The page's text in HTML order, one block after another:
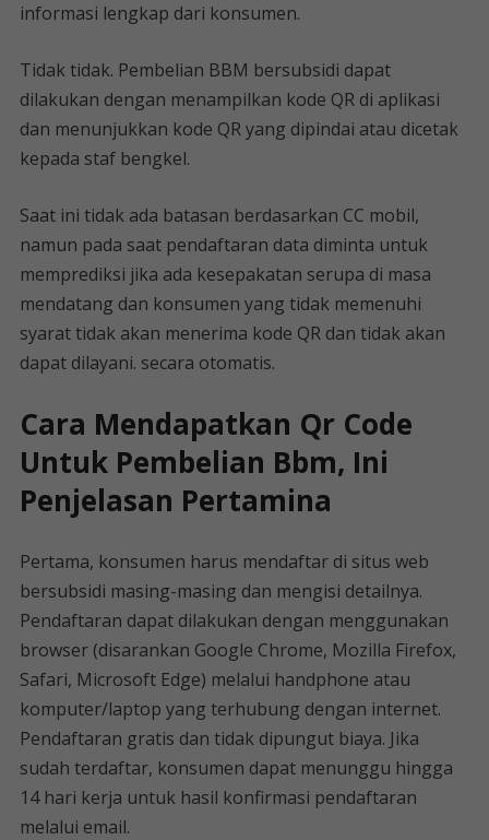
informasi lengkap dari konsumen.
Tidak tidak. Pembelian BBM bersubsidi dapat
dilakukan dengan menampilkan kode QR di aplikasi
dan menunjukkan kode QR yang dipindai atau dicetak
kepada staf bengkel.
Saat ini tidak ada batasan berdasarkan CC mobil,
namun pada saat pendaftaran data diminta untuk
memprediksi jika ada kesepakatan serupa di masa
mendatang dan konsumen yang tidak memenuhi
syarat tidak akan menerima kode QR dan tidak akan
dapat dilayani. secara otomatis.
Cara Mendapatkan Qr Code
Untuk Pembelian Bbm, Ini
Penjelasan Pertamina
Pertama, konsumen harus mendaftar di situs web
bersubsidi masing-masing dan mengisi detailnya.
Pendaftaran dapat dilakukan dengan menggunakan
browser (disarankan Google Chrome, Mozilla Firefox,
Safari, Microsoft Edge) melalui handphone atau
komputer/laptop yang terhubung dengan internet.
Pendaftaran gratis dan tidak dipungut biaya. Jika
sudah terdaftar, konsumen dapat menunggu hingga
14 hari kerja untuk hasil konfirmasi pendaftaran
melalui email.